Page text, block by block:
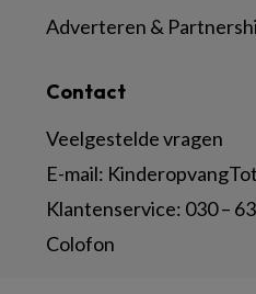
Contact
Veelgestelde vragen
E-mail:
Klantenservice: 030 –
Colofon
Adverteren &